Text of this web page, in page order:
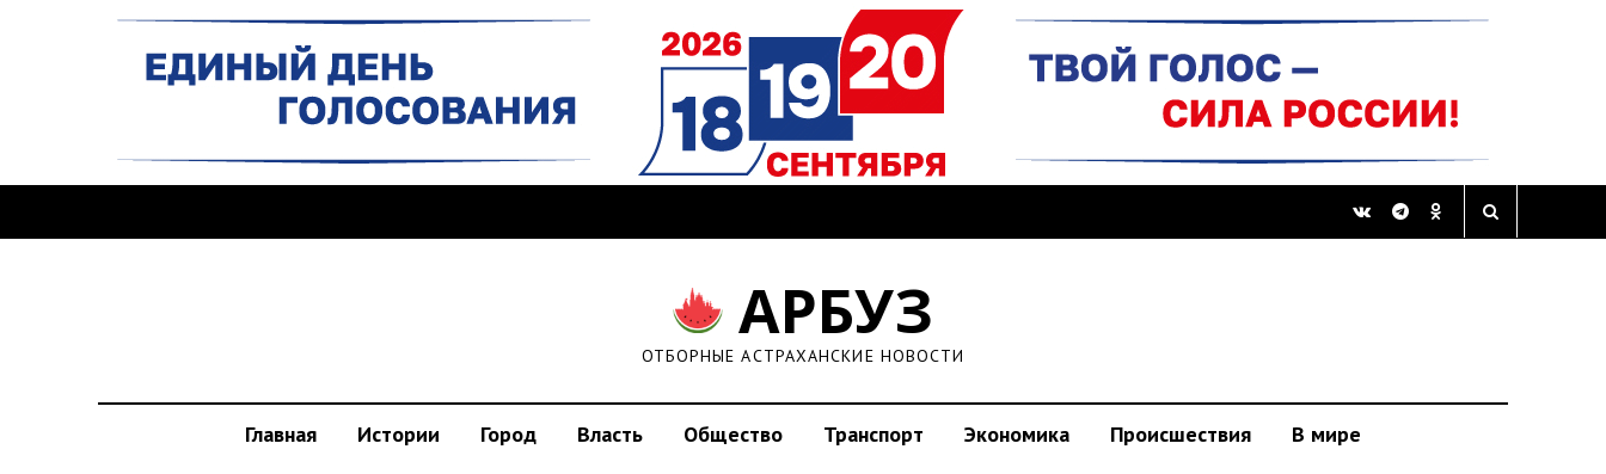
АРБУЗ
ОТБОРНЫЕ АСТРАХАНСКИЕ НОВОСТИ
Главная Истории Город Власть Общество Транспорт Экономика Происшествия В мире